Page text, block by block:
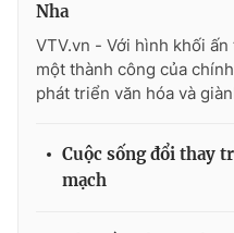
Nha
VTV.vn - Với hình khối
một thành công của
phát triển văn hóa và
Cuộc sống đổi thay
mạch